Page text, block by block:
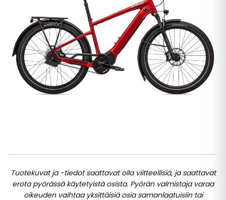
Tuotekuvat ja -tiedot saattavat olla viitteellisiä, ja saattavat
erota pyörässä käytetyistä osista. Pyörän valmistaja varaa
oikeuden vaihtaa yksittäisiä osia samanlaatuisiin tai